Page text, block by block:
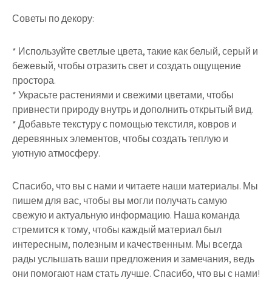
Советы по декору:
* Используйте светлые цвета, такие как белый, серый и
бежевый, чтобы отразить свет и создать ощущение
простора.
* Украсьте растениями и свежими цветами, чтобы
привнести природу внутрь и дополнить открытый вид.
* Добавьте текстуру с помощью текстиля, ковров и
деревянных элементов, чтобы создать теплую и
уютную атмосферу.
Спасибо, что вы с нами и читаете наши материалы. Мы
пишем для вас, чтобы вы могли получать самую
свежую и актуальную информацию. Наша команда
стремится к тому, чтобы каждый материал был
интересным, полезным и качественным. Мы всегда
рады услышать ваши предложения и замечания, ведь
они помогают нам стать лучше. Спасибо, что вы с нами!